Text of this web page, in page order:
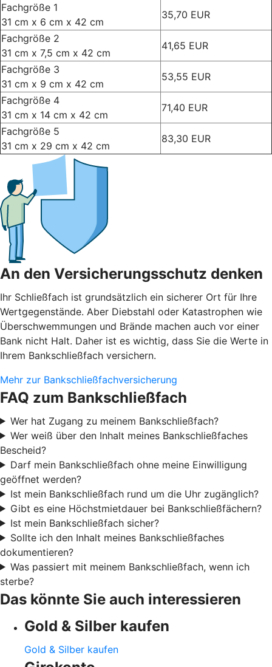
Fachgröße 1
31 cm x 6 cm x 42 cm
35,70 EUR
Fachgröße 2
31 cm x 7,5 cm x 42 cm
41,65 EUR
Fachgröße 3
31 cm x 9 cm x 42 cm
53,55 EUR
Fachgröße 4
31 cm x 14 cm x 42 cm
71,40 EUR
Fachgröße 5
31 cm x 29 cm x 42 cm
83,30 EUR
An den Versicherungsschutz denken
Ihr Schließfach ist grundsätzlich ein sicherer Ort für Ihre
Wertgegenstände. Aber Diebstahl oder Katastrophen wie
Überschwemmungen und Brände machen auch vor einer
Bank nicht Halt. Daher ist es wichtig, dass Sie die Werte in
Ihrem Bankschließfach versichern.
Mehr zur Bankschließfachversicherung
FAQ zum Bankschließfach
Wer hat Zugang zu meinem Bankschließfach?
Wer weiß über den Inhalt meines Bankschließfaches
Bescheid?
Darf mein Bankschließfach ohne meine Einwilligung
geöffnet werden?
Ist mein Bankschließfach rund um die Uhr zugänglich?
Gibt es eine Höchstmietdauer bei Bankschließfächern?
Ist mein Bankschließfach sicher?
Sollte ich den Inhalt meines Bankschließfaches
dokumentieren?
Was passiert mit meinem Bankschließfach, wenn ich
sterbe?
Das könnte Sie auch interessieren
Gold & Silber kaufen
Gold & Silber kaufen